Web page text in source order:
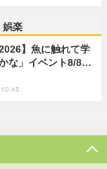
娯楽
2026】魚に触れて学
な」イベント8/8…